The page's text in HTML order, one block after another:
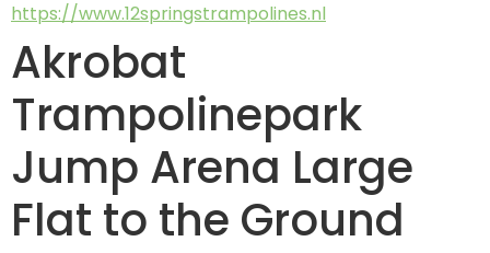
https://www.12springstrampolines.nl
Akrobat
Trampolinepark
Jump Arena Large
Flat to the Ground